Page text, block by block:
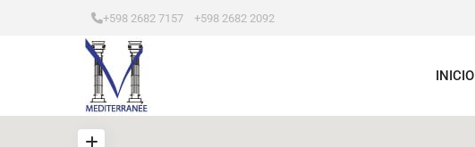
+598 2682 7157 +598 2682 2092
INICIO